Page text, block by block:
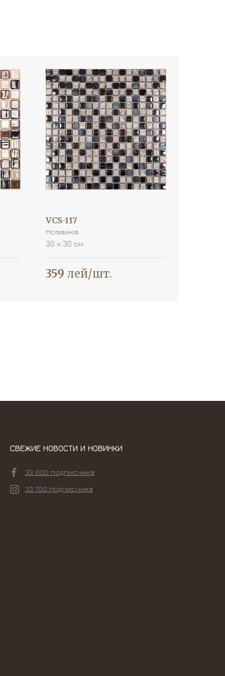
VCS-117
Мозаика
30 х 30 см
359 лей/шт.
СВЕЖИЕ НОВОСТИ И НОВИНКИ
33 000 подписчика
33 700 подписчика